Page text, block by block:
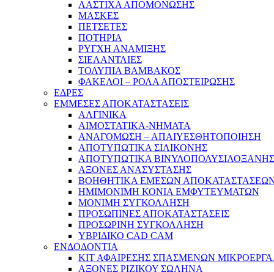
ΛΑΣΤΙΧΑ ΑΠΟΜΟΝΩΣΗΣ
ΜΑΣΚΕΣ
ΠΕΤΣΕΤΕΣ
ΠΟΤΗΡΙΑ
ΡΥΓΧΗ ΑΝΑΜΙΞΗΣ
ΣΙΕΛΑΝΤΛΙΕΣ
ΤΟΛΥΠΙΑ ΒΑΜΒΑΚΟΣ
ΦΑΚΕΛΟΙ – ΡΟΛΑ ΑΠΟΣΤΕΙΡΩΣΗΣ
ΕΔΡΕΣ
ΕΜΜΕΣΕΣ ΑΠΟΚΑΤΑΣΤΑΣΕΙΣ
ΑΛΓΙΝΙΚΑ
ΑΙΜΟΣΤΑΤΙΚΑ-ΝΗΜΑΤΑ
ΑΝΑΓΟΜΩΣΗ – ΑΠΑΙΥΕΣΘΗΤΟΠΟΙΗΣΗ
ΑΠΟΤΥΠΩΤΙΚΑ ΣΙΛΙΚΟΝΗΣ
ΑΠΟΤΥΠΩΤΙΚΑ ΒΙΝΥΛΟΠΟΛΥΣΙΛΟΞΑΝΗΣ
ΑΞΟΝΕΣ ΑΝΑΣΥΣΤΑΣΗΣ
ΒΟΗΘΗΤΙΚΑ ΕΜΕΣΩΝ
ΗΜΙΜΟΝΙΜΗ ΚΟΝΙΑ ΕΜΦΥΤΕΥΜΑΤΩΝ
ΜΟΝΙΜΗ ΣΥΓΚΟΛΛΗΣΗ
ΠΡΟΣΩΠΙΝΕΣ ΑΠΟΚΑΤΑΣΤΑΣΕΙΣ
ΠΡΟΣΩΡΙΝΗ ΣΥΓΚΟΛΛΗΣΗ
ΥΒΡΙΔΙΚΟ CAD CAM
ΕΝΔΟΔΟΝΤΙΑ
ΚΙΤ ΑΦΑΙΡΕΣΗΣ ΣΠΑΣΜΕΝΩΝ
ΑΞΟΝΕΣ ΡΙΖΙΚΟΥ ΣΩΛΗΝΑ